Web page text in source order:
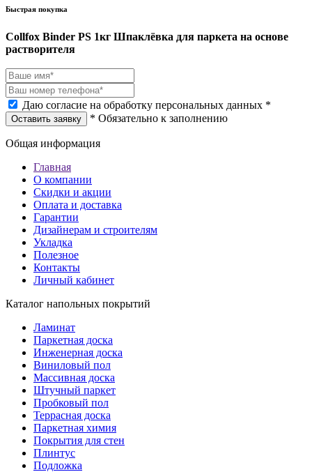
Быстрая покупка
Collfox Binder PS 1кг Шпаклёвка для паркета на основе
растворителя
Даю согласие на обработку персональных данных *
Оставить заявку * Обязательно к заполнению
Общая информация
Главная
О компании
Скидки и акции
Оплата и доставка
Гарантии
Дизайнерам и строителям
Укладка
Полезное
Контакты
Личный кабинет
Каталог напольных покрытий
Ламинат
Паркетная доска
Инженерная доска
Виниловый пол
Массивная доска
Штучный паркет
Пробковый пол
Террасная доска
Паркетная химия
Покрытия для стен
Плинтус
Подложка